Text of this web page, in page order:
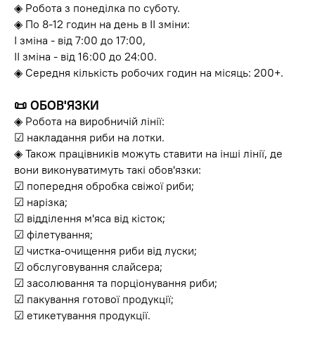
◈ Робота з понеділка по суботу.
◈ По 8-12 годин на день в II зміни:
I зміна - від 7:00 до 17:00,
II зміна - від 16:00 до 24:00.
◈ Середня кількість робочих годин на місяць: 200+.
📜 ОБОВ'ЯЗКИ
◈ Робота на виробничій лінії:
☑ накладання риби на лотки.
◈ Також працівників можуть ставити на інші лінії, де
вони виконуватимуть такі обов'язки:
☑ попередня обробка свіжої риби;
☑ нарізка;
☑ відділення м'яса від кісток;
☑ філетування;
☑ чистка-очищення риби від луски;
☑ обслуговування слайсера;
☑ засолювання та порціонування риби;
☑ пакування готової продукції;
☑ етикетування продукції.